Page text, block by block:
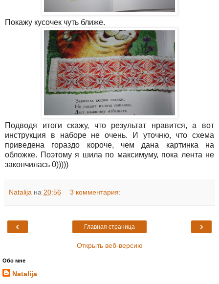
Покажу кусочек чуть ближе.
Подводя итоги скажу, что результат нравится, а вот
инструкция в наборе не очень. И уточню, что схема
приведена гораздо короче, чем дана картинка на
обложке. Поэтому я шила по максимуму, пока лента не
закончилась 0)))))
Natalija на 20:56 3 комментария:
‹ ›
Главная страница
Открыть веб-версию
Обо мне
Natalija